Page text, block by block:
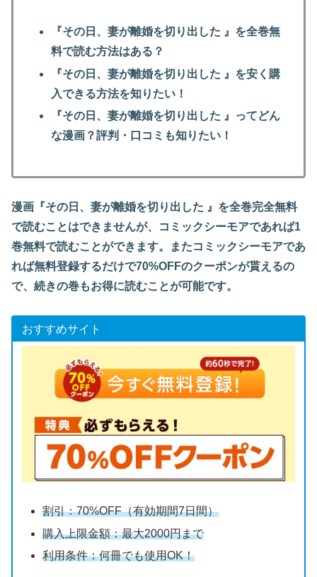
『その日、妻が離婚を切り出した 』を全巻無
料で読む方法はある？
『その日、妻が離婚を切り出した 』 を安く購
入できる方法を知りたい！
『その日、妻が離婚を切り出した 』
ってどん
な漫画？評判・口コミも知りたい！
漫画『その日、妻が離婚を切り出した 』を全巻完全無料
で読むことはできませんが、コミックシーモアであれば1
巻無料で読むことができます。またコミックシーモアであ
れば無料登録するだけで70%OFFのクーポンが貰えるの
で、続きの巻もお得に読むことが可能です。
おすすめサイト
割引：70%OFF（有効期間7日間）
購入上限金額：最大2000円まで
利用条件：何冊でも使用OK！